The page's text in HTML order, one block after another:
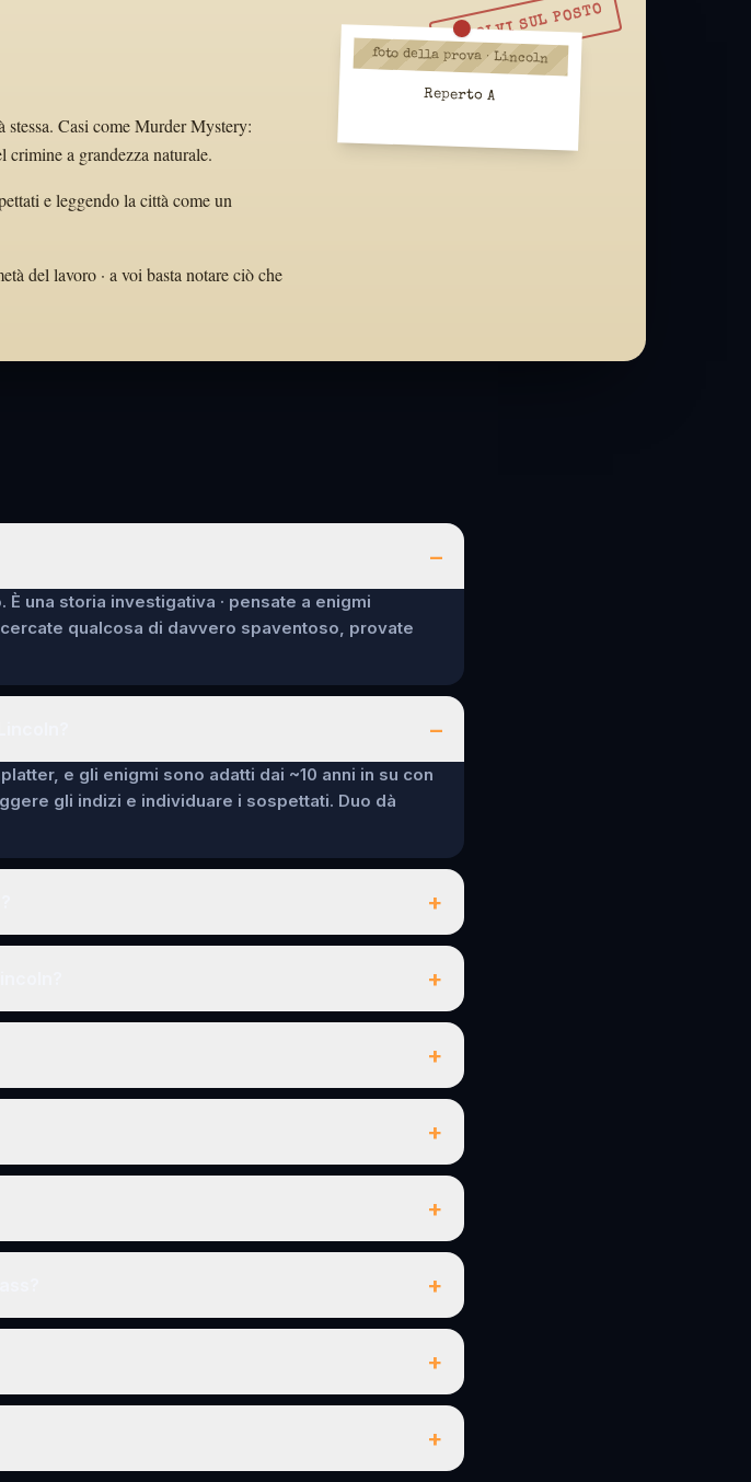
RISOLVI SUL POSTO
Casi come Murder Mystery:
a grandezza naturale.
e leggendo la città come un
del lavoro · a voi basta notare ciò che
foto della prova · Lincoln
Reperto A
–
una storia investigativa · pensate a enigmi
qualcosa di davvero spaventoso, provate
–
e gli enigmi sono adatti dai ~10 anni in su con
gli indizi e individuare i sospettati. Duo dà
+
+
+
+
+
+
+
+